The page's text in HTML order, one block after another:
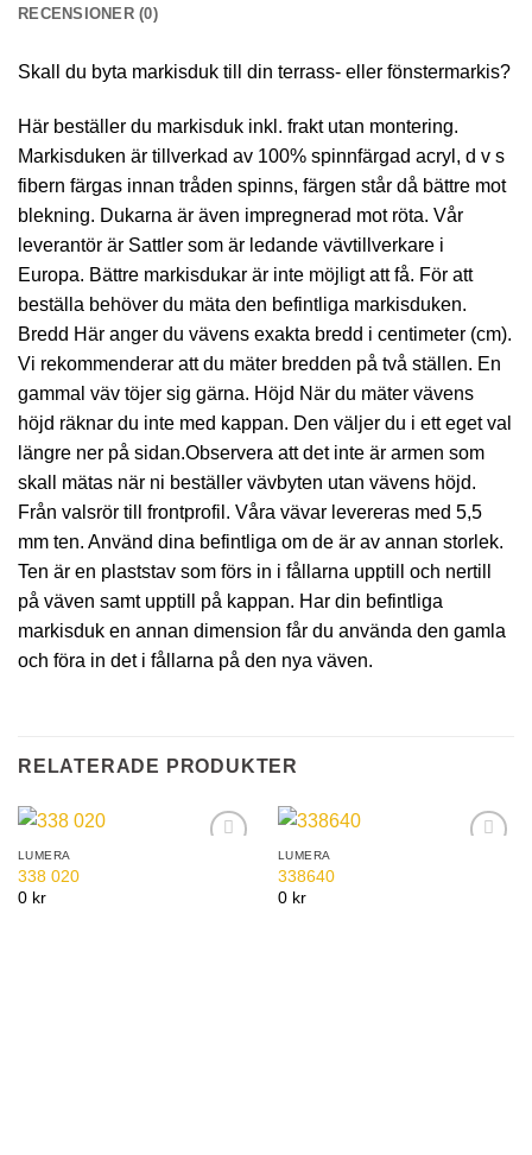
RECENSIONER (0)
Skall du byta markisduk till din terrass- eller fönstermarkis?
Här beställer du markisduk inkl. frakt utan montering.
Markisduken är tillverkad av 100% spinnfärgad acryl, d v s
fibern färgas innan tråden spinns, färgen står då bättre mot
blekning. Dukarna är även impregnerad mot röta. Vår
leverantör är Sattler som är ledande vävtillverkare i
Europa. Bättre markisdukar är inte möjligt att få. För att
beställa behöver du mäta den befintliga markisduken.
Bredd Här anger du vävens exakta bredd i centimeter (cm).
Vi rekommenderar att du mäter bredden på två ställen. En
gammal väv töjer sig gärna. Höjd När du mäter vävens
höjd räknar du inte med kappan. Den väljer du i ett eget val
längre ner på sidan.Observera att det inte är armen som
skall mätas när ni beställer vävbyten utan vävens höjd.
Från valsrör till frontprofil. Våra vävar levereras med 5,5
mm ten. Använd dina befintliga om de är av annan storlek.
Ten är en plaststav som förs in i fållarna upptill och nertill
på väven samt upptill på kappan. Har din befintliga
markisduk en annan dimension får du använda den gamla
och föra in det i fållarna på den nya väven.
RELATERADE PRODUKTER
LUMERA
338 020
0 kr
LUMERA
338640
0 kr